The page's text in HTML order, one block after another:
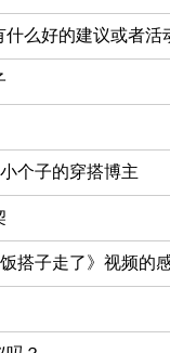
么好的建议或者活
个子的穿搭博主
搭子走了》视频的